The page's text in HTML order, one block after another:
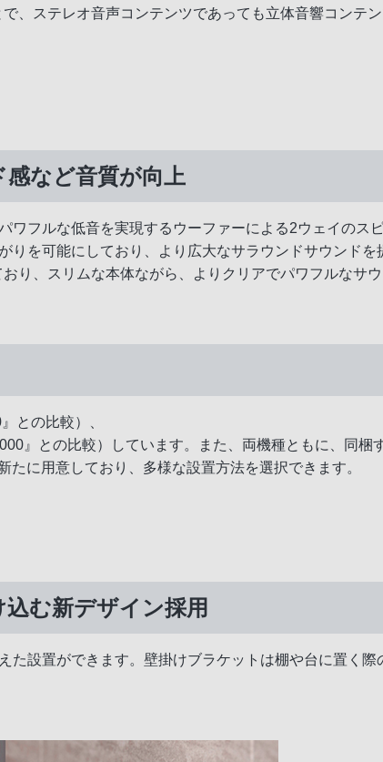
、ステレオ音声コンテンツであっても立体音響コンテ
など音質が向上
フルな低音を実現するウーファーによる2ウェイのス
を可能にしており、より広大なサラウンドサウンドを
り、スリムな本体ながら、よりクリアでパワフルなサ
との比較）、
』との比較）しています。また、両機種ともに、同梱
に用意しており、多様な設置方法を選択できます。
む新デザイン採用
設置ができます。壁掛けブラケットは棚や台に置く際